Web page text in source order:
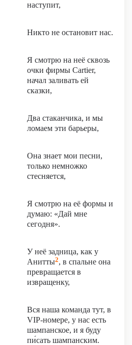
наступит,
Никто не остановит нас.
Я смотрю на неё сквозь
очки фирмы Cartier,
начал заливать ей
сказки,
Два стаканчика, и мы
ломаем эти барьеры,
Она знает мои песни,
только немножко
стесняется,
Я смотрю на её формы и
думаю: «Дай мне
сегодня».
У неё задница, как у
Анитты2, в спальне она
превращается в
извращенку,
Вся наша команда тут, в
VIP-номере, у нас есть
шампанское, и я буду
пи́сать шампанским.